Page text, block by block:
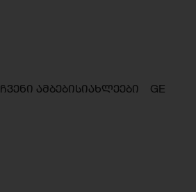
ჩვენი ამბებისიახლეები GE